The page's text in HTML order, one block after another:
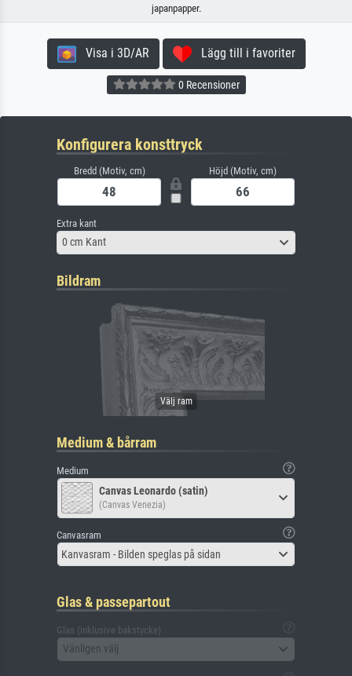
japanpapper.
Visa i 3D/AR Lägg till i favoriter
0 Recensioner
Konfigurera konsttryck
Bredd (Motiv, cm) Höjd (Motiv, cm)
Extra kant
0 cm Kant
Bildram
Medium & bårram
Medium
Canvas Leonardo (satin)
(Canvas Venezia)
Canvasram
Kanvasram - Bilden speglas på sidan
Glas & passepartout
Glas (inklusive bakstycke)
Vänligen välj